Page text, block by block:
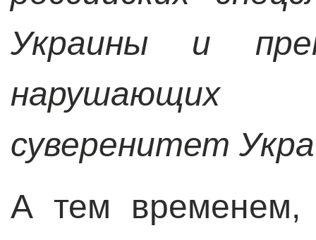
Украины и
нарушающих
суверенитет
А тем